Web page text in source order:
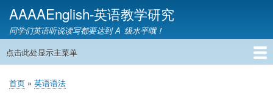
跳
转
到
AAAAEnglish-英语教学研究
同学们英语听说读写都要达到 A 级水平哦！
主
航
点击此处显示主菜单
首页
英语网课
教材精讲
英语语音
英语语法
英语词汇
雅思托福
英语教学
教育资讯
英语家教
联系我们
面
首页 英语语法